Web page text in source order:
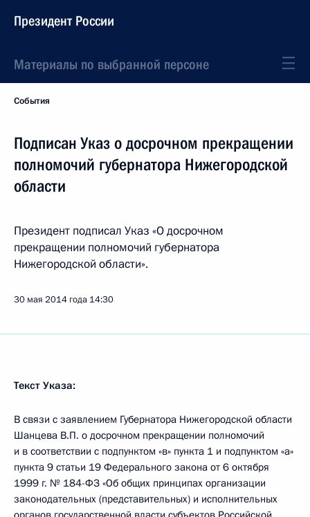
Президент России
Материалы по выбранной персоне
События
Подписан Указ о досрочном прекращении
полномочий губернатора Нижегородской
области
Президент подписал Указ «О досрочном
прекращении полномочий губернатора
Нижегородской области».
30 мая 2014 года 14:30
Текст Указа:
В связи с заявлением Губернатора Нижегородской области
Шанцева В.П. о досрочном прекращении полномочий
и в соответствии с подпунктом «в» пункта 1 и подпунктом «а»
пункта 9 статьи 19 Федерального закона от 6 октября
1999 г. № 184-ФЗ «Об общих принципах организации
законодательных (представительных) и исполнительных